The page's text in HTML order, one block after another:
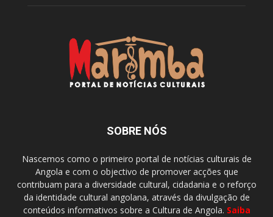
SOBRE NÓS
Nascemos como o primeiro portal de notícias culturais de
Angola e com o objectivo de promover acções que
contribuam para a diversidade cultural, cidadania e o reforço
da identidade cultural angolana, através da divulgação de
conteúdos informativos sobre a Cultura de Angola. Saiba